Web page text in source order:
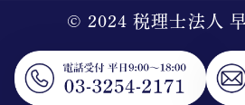
©︎ 2024 税理士法人